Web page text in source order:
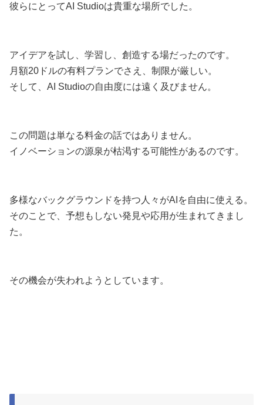
彼らにとってAI Studioは貴重な場所でした。
アイデアを試し、学習し、創造する場だったのです。
月額20ドルの有料プランでさえ、制限が厳しい。
そして、AI Studioの自由度には遠く及びません。
この問題は単なる料金の話ではありません。
イノベーションの源泉が枯渇する可能性があるのです。
多様なバックグラウンドを持つ人々がAIを自由に使える。
そのことで、予想もしない発見や応用が生まれてきまし
た。
その機会が失われようとしています。